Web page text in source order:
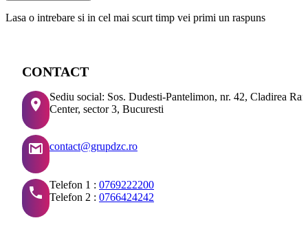
Lasa o intrebare si in cel mai scurt timp vei primi un raspuns
CONTACT
Sediu social: Sos. Dudesti-Pantelimon, nr. 42, Cladirea
Center, sector 3, Bucuresti
contact@grupdzc.ro
Telefon 1 : 0769222200
Telefon 2 : 0766424242